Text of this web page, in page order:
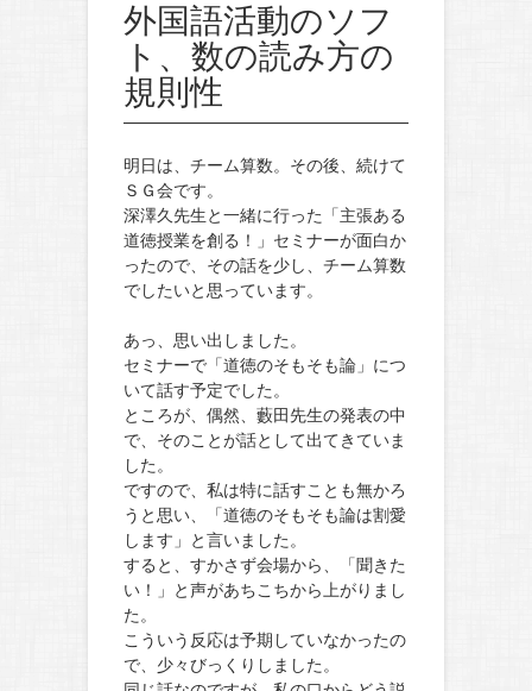
外国語活動のソフ
ト、数の読み方の
規則性
明日は、チーム算数。その後、続けて
ＳＧ会です。
深澤久先生と一緒に行った「主張ある
道徳授業を創る！」セミナーが面白か
ったので、その話を少し、チーム算数
でしたいと思っています。
あっ、思い出しました。
セミナーで「道徳のそもそも論」につ
いて話す予定でした。
ところが、偶然、藪田先生の発表の中
で、そのことが話として出てきていま
した。
ですので、私は特に話すことも無かろ
うと思い、「道徳のそもそも論は割愛
します」と言いました。
すると、すかさず会場から、「聞きた
い！」と声があちこちから上がりまし
た。
こういう反応は予期していなかったの
で、少々びっくりしました。